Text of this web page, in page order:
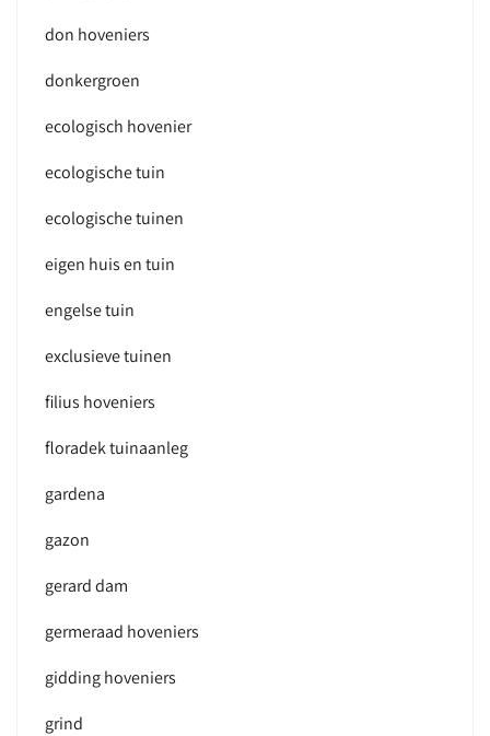
don hoveniers
donkergroen
ecologisch hovenier
ecologische tuin
ecologische tuinen
eigen huis en tuin
engelse tuin
exclusieve tuinen
filius hoveniers
floradek tuinaanleg
gardena
gazon
gerard dam
germeraad hoveniers
gidding hoveniers
grind